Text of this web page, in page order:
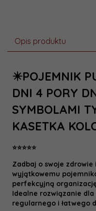
Opis produktu
✴️POJEMNIK
DNI 4 PORY
SYMBOLAMI
KASETKA
⭐️⭐️⭐️⭐️⭐️
Zadbaj o swoje
wyjątkowemu
perfekcyjną
Idealne rozwiązanie
regularnego i łatwego